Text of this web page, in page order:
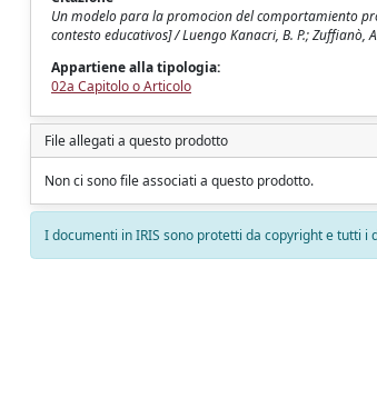
Un modelo para la promocion del comportamiento
contesto educativos] / Luengo Kanacri, B. P.; Zuffianò,
Appartiene alla tipologia:
02a Capitolo o Articolo
File allegati a questo prodotto
Non ci sono file associati a questo prodotto.
I documenti in IRIS sono protetti da copyright e tutti